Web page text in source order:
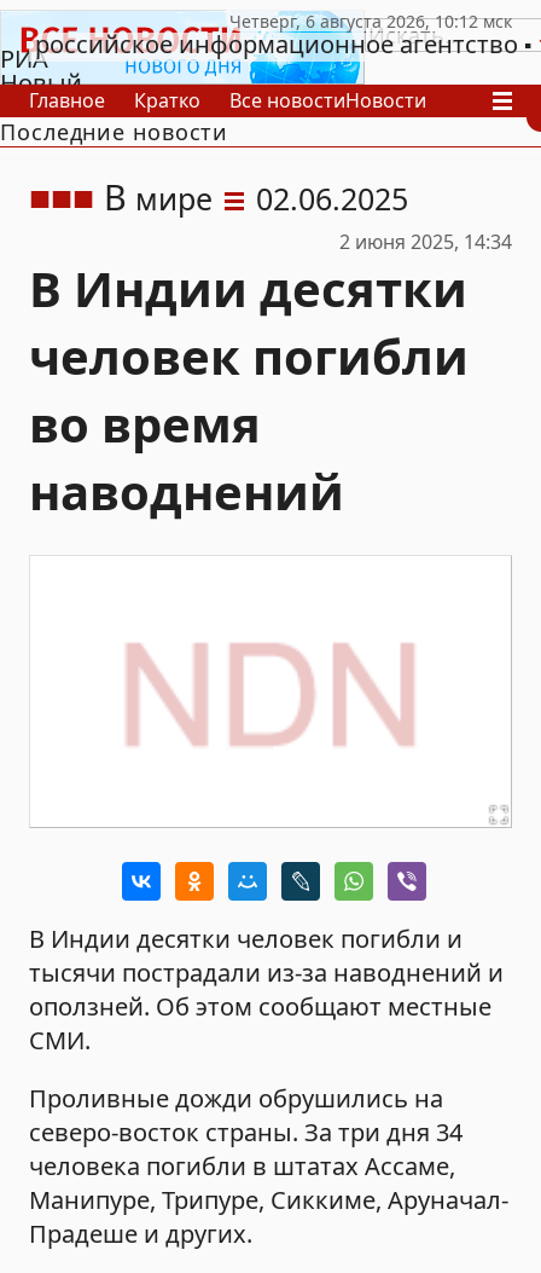
РИА
Новый
День
российское информационное агентство
Главное Кратко Все новостиНовости
В России
В мире
Последние новости
В мире 02.06.2025
2 июня 2025, 14:34
В Индии десятки
человек погибли
во время
наводнений
В Индии десятки человек погибли и
тысячи пострадали из-за наводнений и
оползней. Об этом сообщают местные
СМИ.
Проливные дожди обрушились на
северо-восток страны. За три дня 34
человека погибли в штатах Ассаме,
Манипуре, Трипуре, Сиккиме, Аруначал-
Прадеше и других.